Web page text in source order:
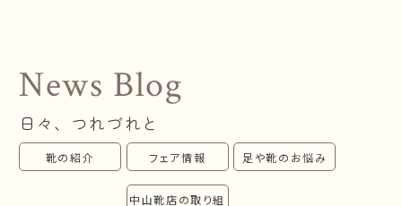
オンラインショップ
お問い合わせ
News Blog
日々、つれづれと
靴の紹介 フェア情報 足や靴のお悩み
中山靴店の取り組